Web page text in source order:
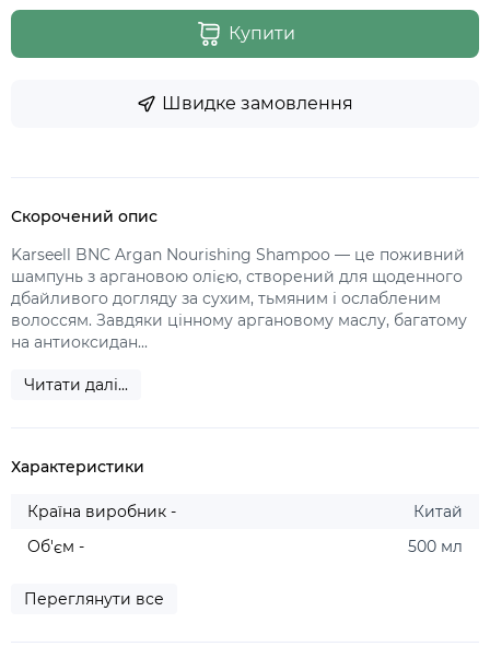
Купити
Швидке замовлення
Скорочений опис
Karseell BNC Argan Nourishing Shampoo — це поживний
шампунь з аргановою олією, створений для щоденного
дбайливого догляду за сухим, тьмяним і ослабленим
волоссям. Завдяки цінному аргановому маслу, багатому
на антиоксидан...
Читати далі...
Характеристики
Країна виробник -
Китай
Об'єм -
500 мл
Переглянути все